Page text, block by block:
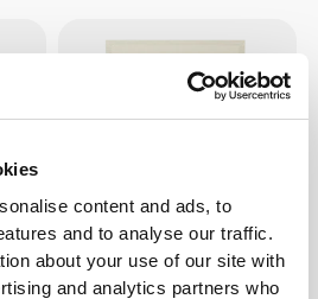
content and ads, to
and to analyse our traffic.
about your use of our site with
and analytics partners who
20%
42,65 zł